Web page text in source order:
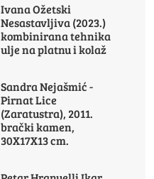
Ivana Ožetski
Nesastavljiva (2023.)
kombinirana tehnika
ulje na platnu i kolaž
Sandra Nejašmić -
Pirnat Lice
(Zaratustra), 2011.
brački kamen,
30X17X13 cm.